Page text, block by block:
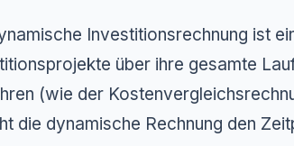
Investitionsrechnung ist
über ihre gesamte
(wie der
die dynamische Rechnung den